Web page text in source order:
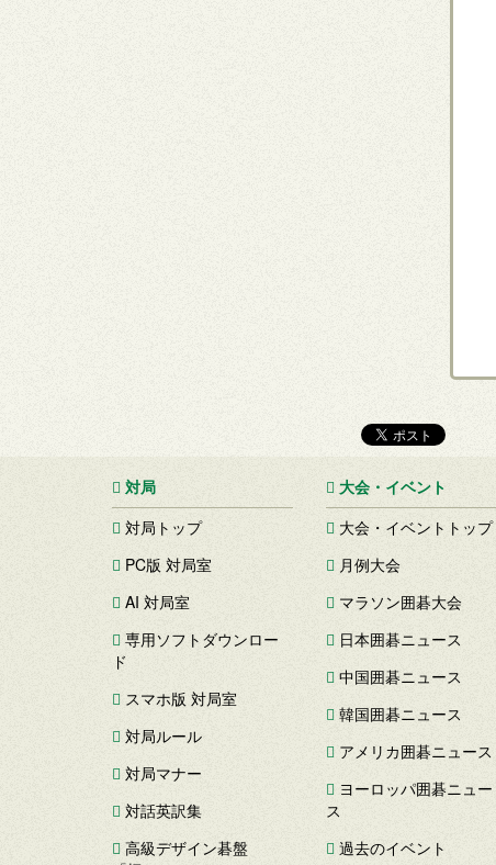
対局
対局トップ
PC版 対局室
AI 対局室
専用ソフトダウンロー
ド
スマホ版 対局室
対局ルール
対局マナー
対話英訳集
高級デザイン碁盤
大会・イベント
大会・イベントトップ
月例大会
マラソン囲碁大会
日本囲碁ニュース
中国囲碁ニュース
韓国囲碁ニュース
アメリカ囲碁ニュース
ヨーロッパ囲碁ニュー
ス
過去のイベント